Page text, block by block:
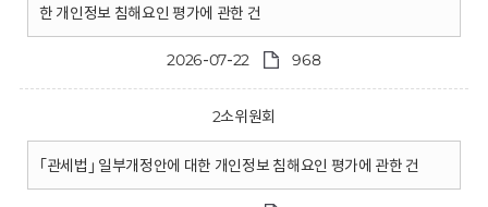
한 개인정보 침해요인 평가에 관한 건
2026-07-22 968
2소위원회
｢관세법｣ 일부개정안에 대한 개인정보 침해요인 평가에 관한 건